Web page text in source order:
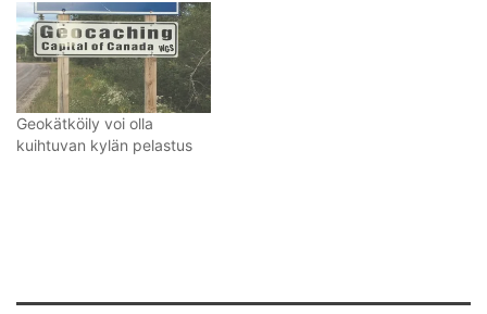
Geokätköily voi olla
kuihtuvan kylän pelastus